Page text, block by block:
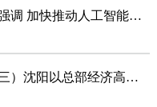
霍步刚在调研人工智能产业发展时强调 加快推动人工智能高质量发展 为沈阳全面振兴注入新动能
系列报道：聚焦服务业扩能提质（三）沈阳以总部经济高质量发展带动现代服务业提质增效